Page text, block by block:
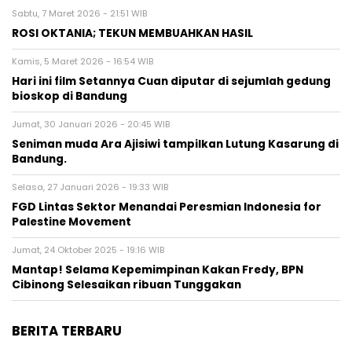
Sabtu, 7 Maret 2026 - 21:51 WIB
ROSI OKTANIA; TEKUN MEMBUAHKAN HASIL
Kamis, 5 Maret 2026 - 16:54 WIB
Hari ini film Setannya Cuan diputar di sejumlah gedung
bioskop di Bandung
Jumat, 30 Januari 2026 - 20:45 WIB
Seniman muda Ara Ajisiwi tampilkan Lutung Kasarung di
Bandung.
Selasa, 27 Januari 2026 - 19:33 WIB
FGD Lintas Sektor Menandai Peresmian Indonesia for
Palestine Movement
Jumat, 24 Oktober 2025 - 19:16 WIB
Mantap! Selama Kepemimpinan Kakan Fredy, BPN
Cibinong Selesaikan ribuan Tunggakan
BERITA TERBARU